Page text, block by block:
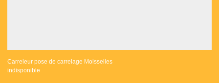
Carreleur pose de carrelage Moisselles
indisponible